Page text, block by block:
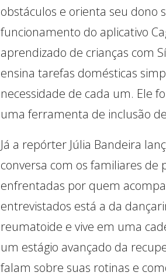
obstáculos e orienta seu dono
funcionamento do aplicativo
aprendizado de crianças com
ensina tarefas domésticas
necessidade de cada um. Ele
uma ferramenta de inclusão
Já a repórter Júlia Bandeira
conversa com os familiares de
enfrentadas por quem
entrevistados está a da
reumatoide e vive em uma
um estágio avançado da
falam sobre suas rotinas e